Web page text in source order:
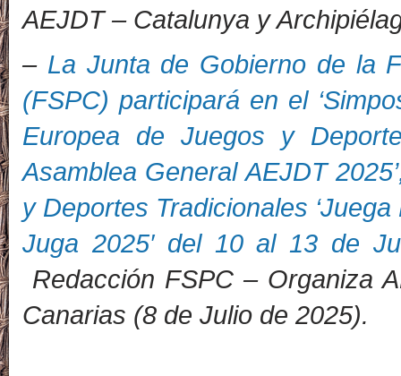
AEJDT – Catalunya y
– La Junta de Gobierno de la
(FSPC) participará en el
Europea de Juegos y
Asamblea General AEJDT
y Deportes Tradicionales
Juga 2025′ del 10 al 13 de
Redacción FSPC – Organiza
Canarias (8 de Julio de 2025).